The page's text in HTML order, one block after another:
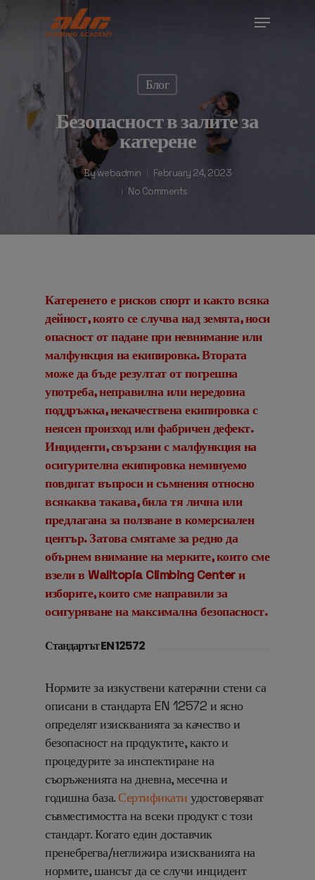
Menu
Блог
Безопасност в залите за
катерене
By webadmin
February 24, 2023
No Comments
Катеренето е рисков спорт и както всяка
дейност, която се случва над земята, носи
опасност от падане при невнимание или
малфункция на екипировка. Втората
може да бъде резултат от погрешна
употреба, неправилна или нередовна
поддръжка, некачествена екипировка с
неясен произход или фабричен дефект.
Инциденти, свързани с малфункция на
осигурителна екипировка неминуемо
повдигат въпроси и съмнения относно
всякаква такава, била тя лична или
предлагана за ползване в комерсиален
център. Затова смятаме за редно да
обърнем внимание на мерките, които сме
взели в Walltopia Climbing Center и
изборите, които сме направили за
осигуряване на максимална безопасност.
Стандартът EN 12572
Нормите за изкуствени катерачни стени са
описани в стандарта EN 12572 и ясно
определят изискванията за качество и
безопасност на продуктите, както и
процедурите за инспектиране на
съоръженията на дневна, месечна и
годишна база.Сертификати удостоверяват
съвместимостта на всеки продукт с този
стандарт.Когато един доставчик
пренебрегва/неглижира изискванията на
нормите, шансът да се случи инцидент